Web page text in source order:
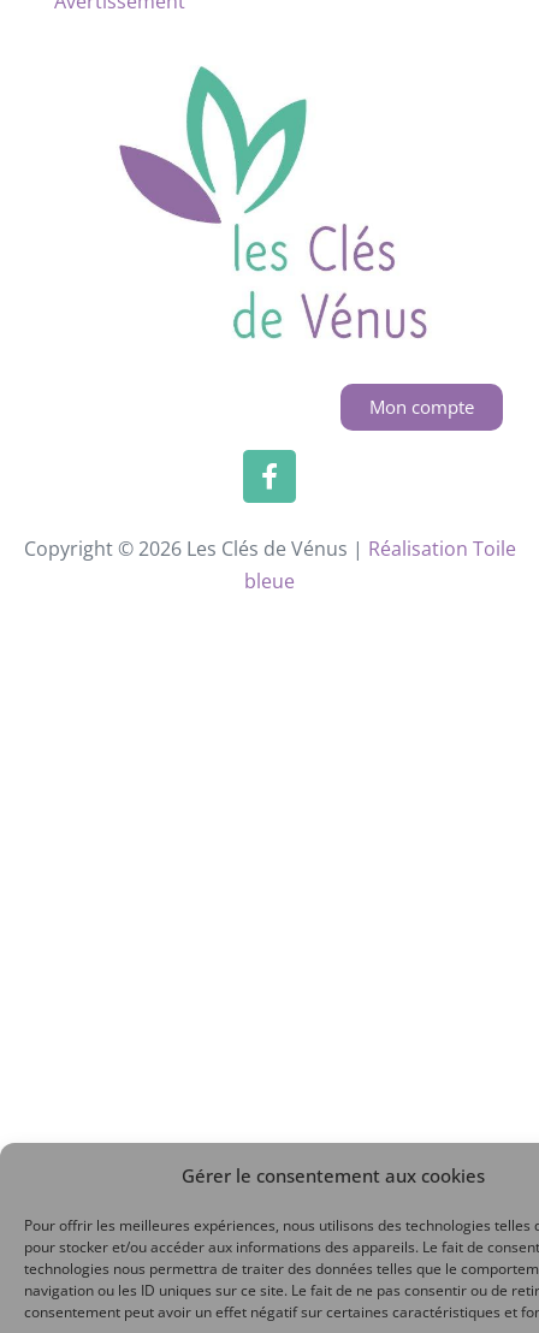
Gérer le consentement aux cookies
Pour offrir les meilleures expériences, nous utilisons des technologies telles
pour stocker et/ou accéder aux informations des appareils. Le fait de
technologies nous permettra de traiter des données telles que le
navigation ou les ID uniques sur ce site. Le fait de ne pas consentir ou de
consentement peut avoir un effet négatif sur certaines caractéristiques et
Mon compte
Copyright © 2026 Les Clés de Vénus | Réalisation Toile
bleue